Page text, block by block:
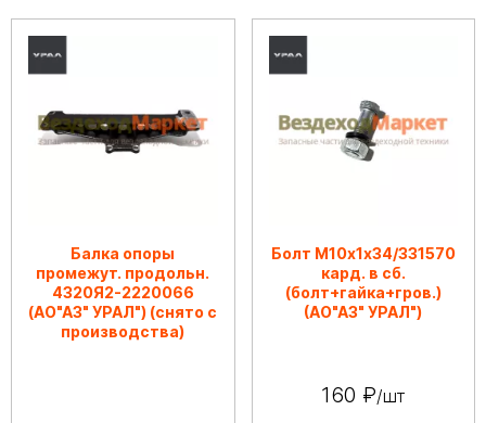
Балка опоры
промежут. продольн.
4320Я2-2220066
(АО"АЗ" УРАЛ") (снято с
производства)
Болт М10х1х34/331570
кард. в сб.
(болт+гайка+гров.)
(АО"АЗ" УРАЛ")
160 ₽/шт